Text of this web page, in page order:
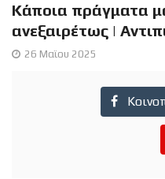
Κάποια πράγματα
ανεξαιρέτως |
26 Μαϊου 2025